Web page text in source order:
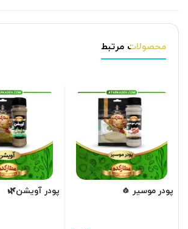
محصولات مرتبط
پودر موسیر 🧄 پودر آویشن🌿